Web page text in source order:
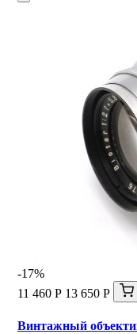
-17%
11 460 Р 13 650 Р
Винтажный